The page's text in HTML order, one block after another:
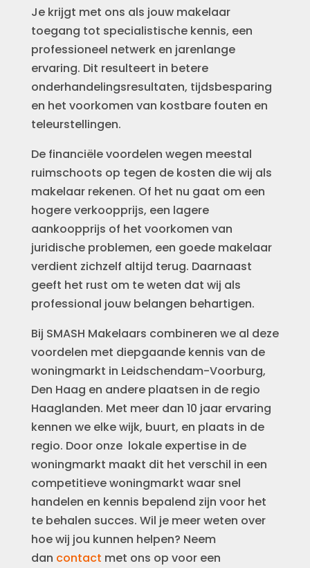
Je krijgt met ons als jouw makelaar
toegang tot specialistische kennis, een
professioneel netwerk en jarenlange
ervaring. Dit resulteert in betere
onderhandelingsresultaten, tijdsbesparing
en het voorkomen van kostbare fouten en
teleurstellingen.
De financiële voordelen wegen meestal
ruimschoots op tegen de kosten die wij als
makelaar rekenen. Of het nu gaat om een
hogere verkoopprijs, een lagere
aankoopprijs of het voorkomen van
juridische problemen, een goede makelaar
verdient zichzelf altijd terug. Daarnaast
geeft het rust om te weten dat wij als
professional jouw belangen behartigen.
Bij SMASH Makelaars combineren we al deze
voordelen met diepgaande kennis van de
woningmarkt in Leidschendam-Voorburg,
Den Haag en andere plaatsen in de regio
Haaglanden. Met meer dan 10 jaar ervaring
kennen we elke wijk, buurt, en plaats in de
regio. Door onze lokale expertise in de
woningmarkt maakt dit het verschil in een
competitieve woningmarkt waar snel
handelen en kennis bepalend zijn voor het
te behalen succes. Wil je meer weten over
hoe wij jou kunnen helpen? Neem
dan contact met ons op voor een